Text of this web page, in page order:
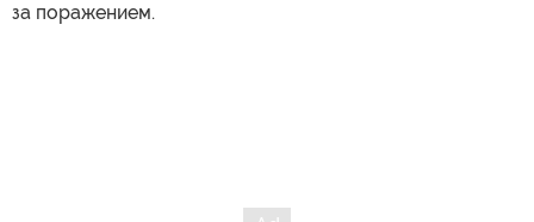
за поражением.